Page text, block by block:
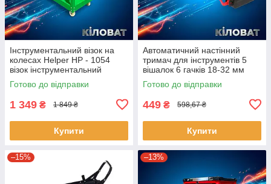
Інструментальний візок на
колесах Helper HP - 1054
візок інструментальний
підкатний візок
інструментальний з 3
Готово до відправки
1 349 ₴ 1 849 ₴
Купити
Автоматичний настінний
тримач для інструментів 5
вішалок 6 гачків 18-32 мм
Mar-Pol M90089 автоматична
вішалка
Готово до відправки
449 ₴ 598,67 ₴
Купити
–15% –13%